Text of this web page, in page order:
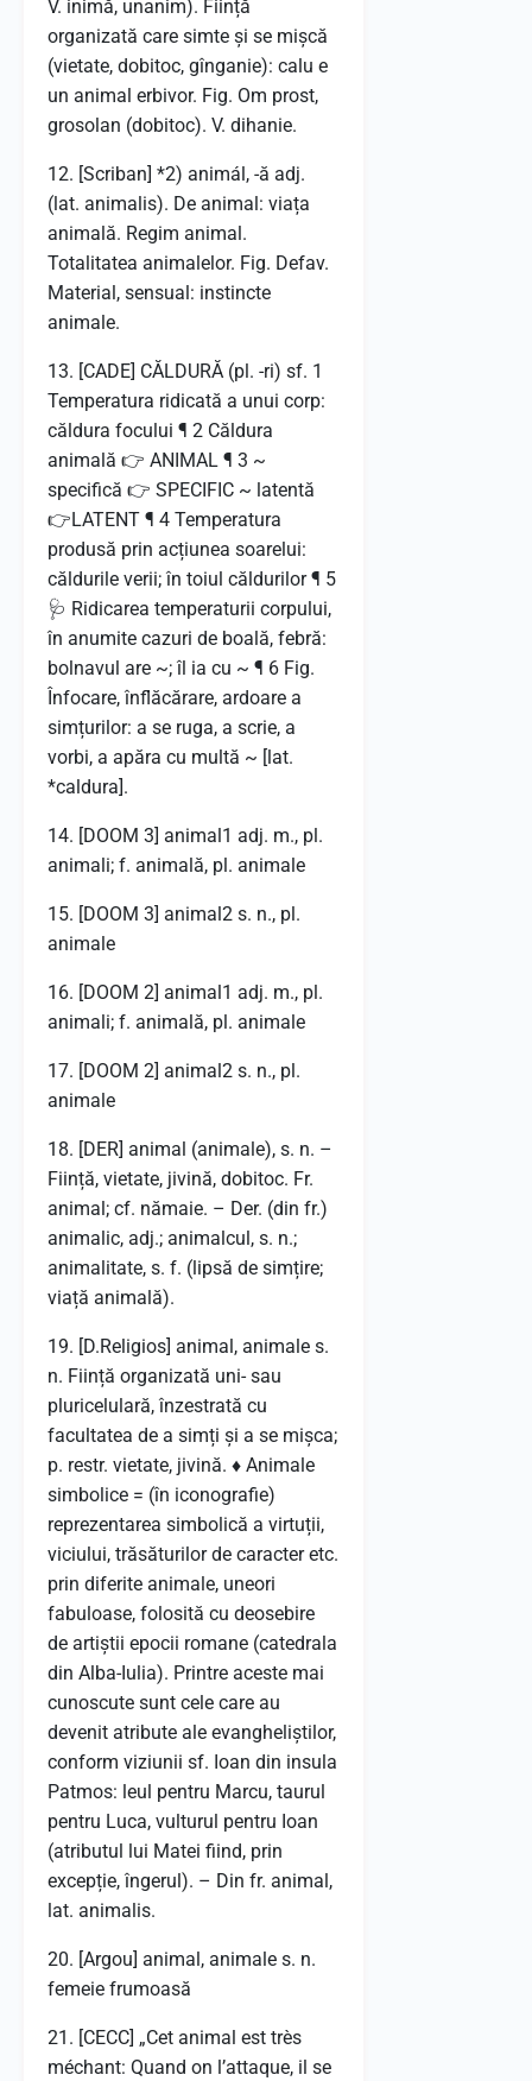
V. inimă, unanim). Ființă
organizată care simte și se mișcă
(vietate, dobitoc, gînganie): calu e
un animal erbivor. Fig. Om prost,
grosolan (dobitoc). V. dihanie.
12. [Scriban] *2) animál, -ă adj.
(lat. animalis). De animal: viața
animală. Regim animal.
Totalitatea animalelor. Fig. Defav.
Material, sensual: instincte
animale.
13. [CADE] CĂLDURĂ (pl. -ri) sf. 1
Temperatura ridicată a unui corp:
căldura focului ¶ 2 Căldura
animală 👉 ANIMAL ¶ 3 ~
specifică 👉 SPECIFIC ~ latentă
👉LATENT ¶ 4 Temperatura
produsă prin acțiunea soarelui:
căldurile verii; în toiul căldurilor ¶ 5
🩺 Ridicarea temperaturii corpului,
în anumite cazuri de boală, febră:
bolnavul are ~; îl ia cu ~ ¶ 6 Fig.
Înfocare, înflăcărare, ardoare a
simțurilor: a se ruga, a scrie, a
vorbi, a apăra cu multă ~ [lat.
*caldura].
14. [DOOM 3] animal1 adj. m., pl.
animali; f. animală, pl. animale
15. [DOOM 3] animal2 s. n., pl.
animale
16. [DOOM 2] animal1 adj. m., pl.
animali; f. animală, pl. animale
17. [DOOM 2] animal2 s. n., pl.
animale
18. [DER] animal (animale), s. n. –
Ființă, vietate, jivină, dobitoc. Fr.
animal; cf. nămaie. – Der. (din fr.)
animalic, adj.; animalcul, s. n.;
animalitate, s. f. (lipsă de simțire;
viață animală).
19. [D.Religios] animal, animale s.
n. Ființă organizată uni- sau
pluricelulară, înzestrată cu
facultatea de a simți și a se mișca;
p. restr. vietate, jivină. ♦ Animale
simbolice = (în iconografie)
reprezentarea simbolică a virtuții,
viciului, trăsăturilor de caracter etc.
prin diferite animale, uneori
fabuloase, folosită cu deosebire
de artiștii epocii romane (catedrala
din Alba-Iulia). Printre aceste mai
cunoscute sunt cele care au
devenit atribute ale evangheliștilor,
conform viziunii sf. Ioan din insula
Patmos: leul pentru Marcu, taurul
pentru Luca, vulturul pentru Ioan
(atributul lui Matei fiind, prin
excepție, îngerul). – Din fr. animal,
lat. animalis.
20. [Argou] animal, animale s. n.
femeie frumoasă
21. [CECC] „Cet animal est très
méchant: Quand on l’attaque, il se